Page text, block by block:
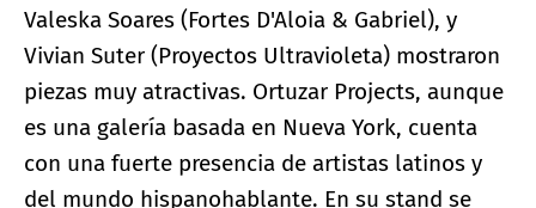
Valeska Soares (Fortes D'Aloia & Gabriel), y
Vivian Suter (Proyectos Ultravioleta) mostraron
piezas muy atractivas. Ortuzar Projects, aunque
es una galería basada en Nueva York, cuenta
con una fuerte presencia de artistas latinos y
del mundo hispanohablante. En su stand se